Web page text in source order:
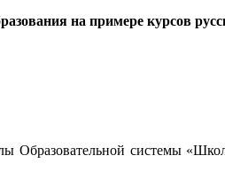
на примере курсов
Образовательной системы